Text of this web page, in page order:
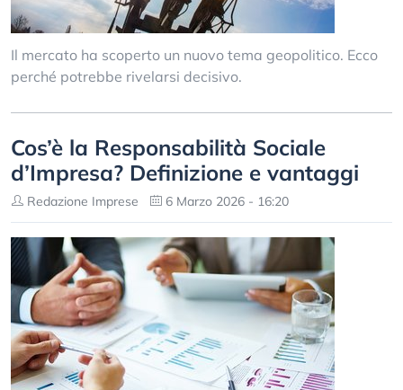
Il mercato ha scoperto un nuovo tema geopolitico. Ecco
perché potrebbe rivelarsi decisivo.
Cos’è la Responsabilità Sociale
d’Impresa? Definizione e vantaggi
Redazione Imprese 6 Marzo 2026 - 16:20